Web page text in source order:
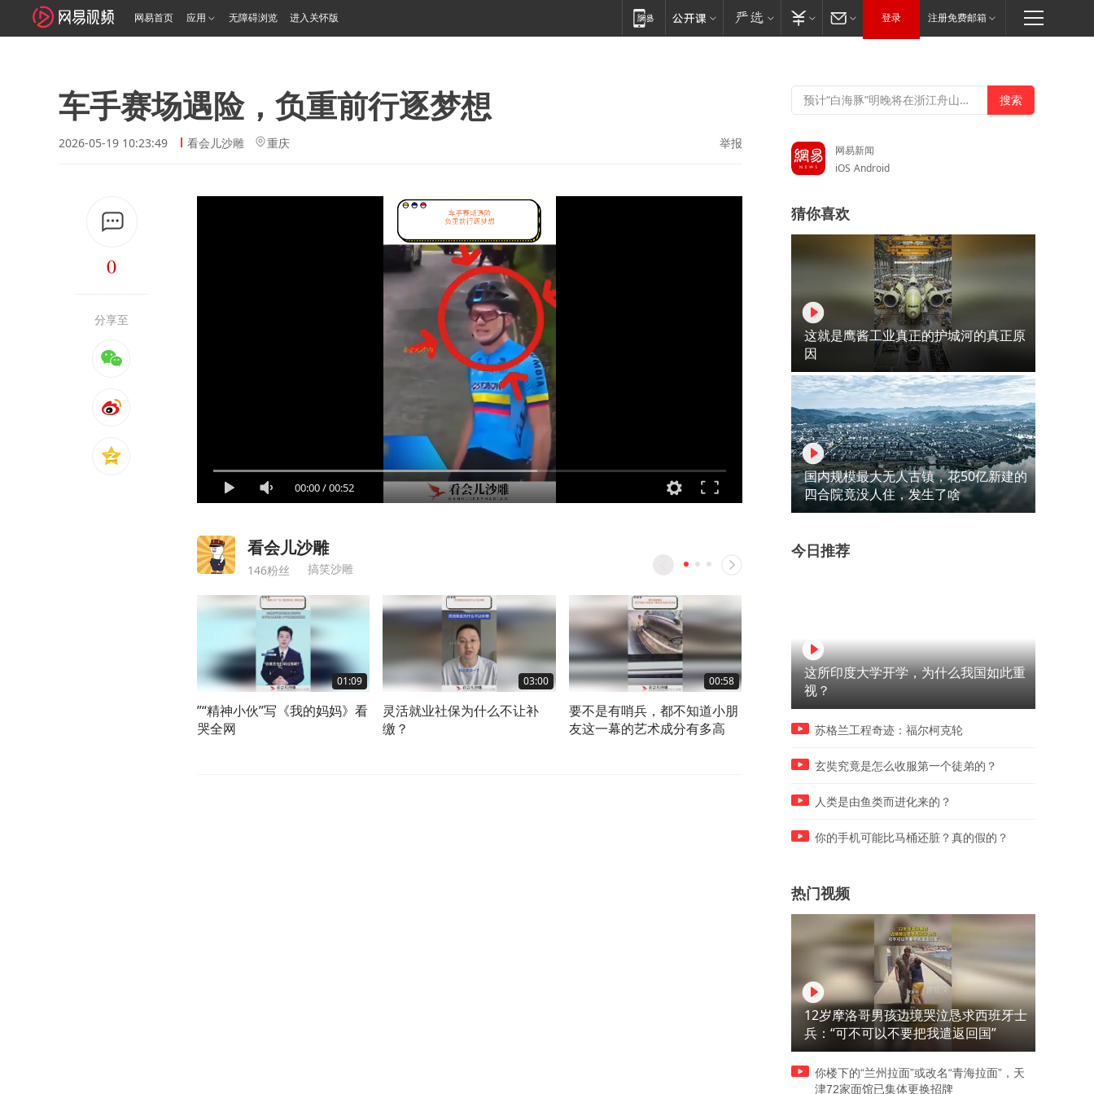
网易首页 应用 无障碍浏览 进入关怀版 登录 注册免费邮箱
车手赛场遇险，负重前行逐梦想
2026-05-19 10:23:49 看会儿沙雕 重庆 举报
0
分享至
00:00/00:52
看会儿沙雕
146粉丝 搞笑沙雕
01:09
”“精神小伙”写《我的妈妈》看
哭全网
03:00
灵活就业社保为什么不让补
缴？
00:58
要不是有哨兵，都不知道小朋
友这一幕的艺术成分有多高
00:41
现在他们为什么这么胖的原因
清楚了！
印度人打车到达终点后：我
钱，谢谢。
网易新闻
iOS Android
猜你喜欢
这就是鹰酱工业真正的护城河的真正原
因
国内规模最大无人古镇，花50亿新建的
四合院竟没人住，发生了啥
今日推荐
这所印度大学开学，为什么我国如此重
视？
苏格兰工程奇迹：福尔柯克轮
玄奘究竟是怎么收服第一个徒弟的？
人类是由鱼类而进化来的？
你的手机可能比马桶还脏？真的假的？
热门视频
12岁摩洛哥男孩边境哭泣恳求西班牙士
兵：“可不可以不要把我遣返回国”
你楼下的“兰州拉面”或改名“青海拉面”，天
津72家面馆已集体更换招牌